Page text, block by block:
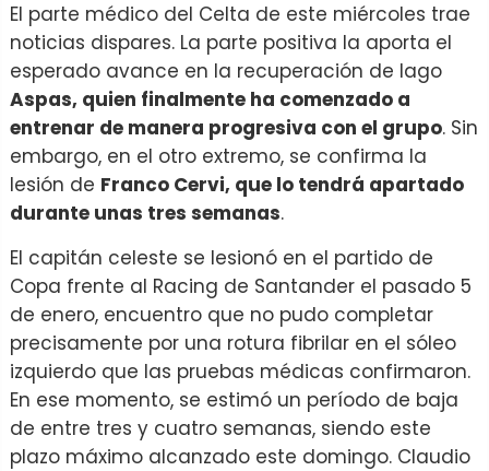
El parte médico del Celta de este miércoles trae
noticias dispares. La parte positiva la aporta el
esperado avance en la recuperación de Iago
Aspas, quien finalmente ha comenzado a
entrenar de manera progresiva con el grupo. Sin
embargo, en el otro extremo, se confirma la
lesión de Franco Cervi, que lo tendrá apartado
durante unas tres semanas.
El capitán celeste se lesionó en el partido de
Copa frente al Racing de Santander el pasado 5
de enero, encuentro que no pudo completar
precisamente por una rotura fibrilar en el sóleo
izquierdo que las pruebas médicas confirmaron.
En ese momento, se estimó un período de baja
de entre tres y cuatro semanas, siendo este
plazo máximo alcanzado este domingo. Claudio